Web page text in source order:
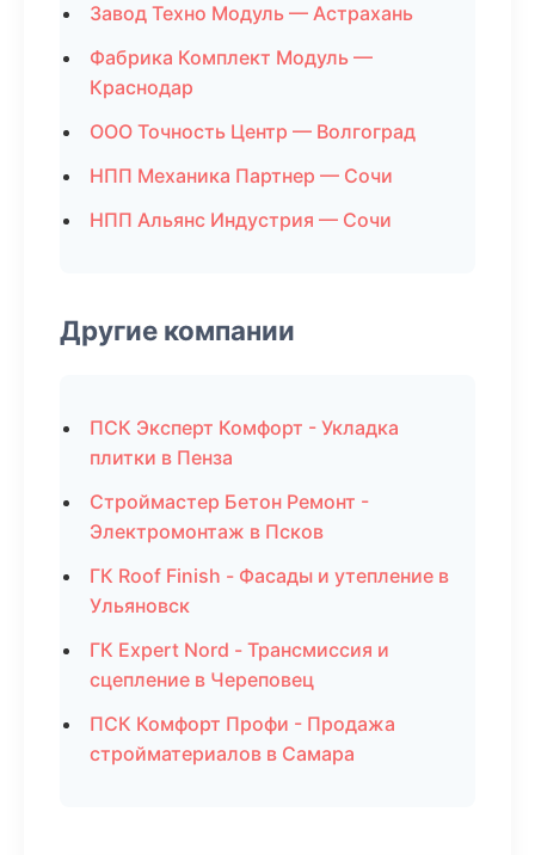
Завод Техно Модуль — Астрахань
Фабрика Комплект Модуль —
Краснодар
ООО Точность Центр — Волгоград
НПП Механика Партнер — Сочи
НПП Альянс Индустрия — Сочи
Другие компании
ПСК Эксперт Комфорт - Укладка
плитки в Пенза
Строймастер Бетон Ремонт -
Электромонтаж в Псков
ГК Roof Finish - Фасады и утепление в
Ульяновск
ГК Expert Nord - Трансмиссия и
сцепление в Череповец
ПСК Комфорт Профи - Продажа
стройматериалов в Самара